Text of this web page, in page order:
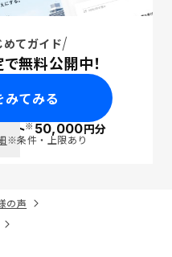
てガイド
無料公開中！
みてみる
ント※50,000円分
※条件・上限あり
の声